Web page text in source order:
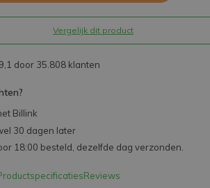
Vergelijk dit product
door 35.808 klanten
Billink
30 dagen later
18:00 besteld, dezelfde dag verzonden.
Reviews